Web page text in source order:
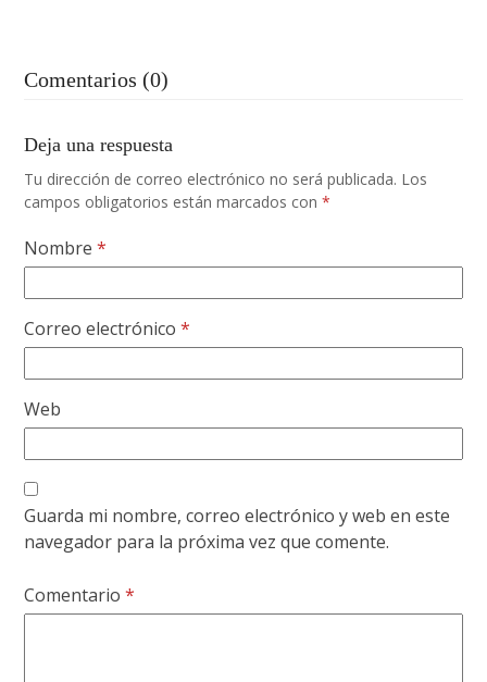
Comentarios (0)
Deja una respuesta
Tu dirección de correo electrónico no será publicada. Los
campos obligatorios están marcados con*
Nombre*
Correo electrónico*
Web
Guarda mi nombre, correo electrónico y web en este
navegador para la próxima vez que comente.
Comentario*